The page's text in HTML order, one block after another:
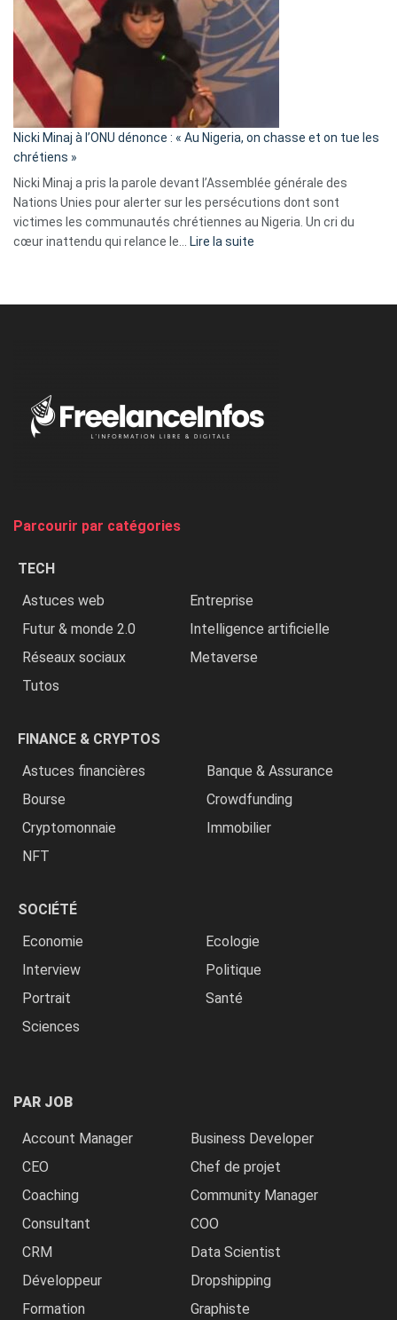
« Zemmour
a
tout
parle
ses
tripes »
Nicki Minaj à l’ONU dénonce : « Au Nigeria, on chasse et on tue les
chrétiens »
Nicki Minaj a pris la parole devant l’Assemblée générale des
Nations Unies pour alerter sur les persécutions dont sont
victimes les communautés chrétiennes au Nigeria. Un cri du
cœur inattendu qui relance le… Lire la suite
Nigeria,
Parcourir par catégories
TECH
Astuces web
Entreprise
Futur & monde 2.0
Intelligence artificielle
Réseaux sociaux
Metaverse
Tutos
FINANCE & CRYPTOS
Astuces financières
Banque & Assurance
Bourse
Crowdfunding
Cryptomonnaie
Immobilier
NFT
SOCIÉTÉ
Economie
Ecologie
Interview
Politique
Portrait
Santé
Sciences
PAR JOB
Account Manager
Business Developer
CEO
Chef de projet
Coaching
Community Manager
Consultant
COO
CRM
Data Scientist
Développeur
Dropshipping
Formation
Graphiste